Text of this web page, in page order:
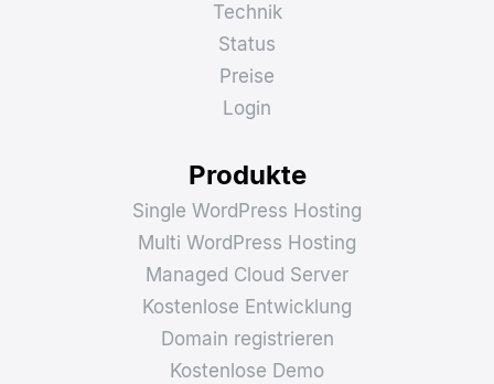
Technik
Status
Preise
Login
Produkte
Single WordPress Hosting
Multi WordPress Hosting
Managed Cloud Server
Kostenlose Entwicklung
Domain registrieren
Kostenlose Demo